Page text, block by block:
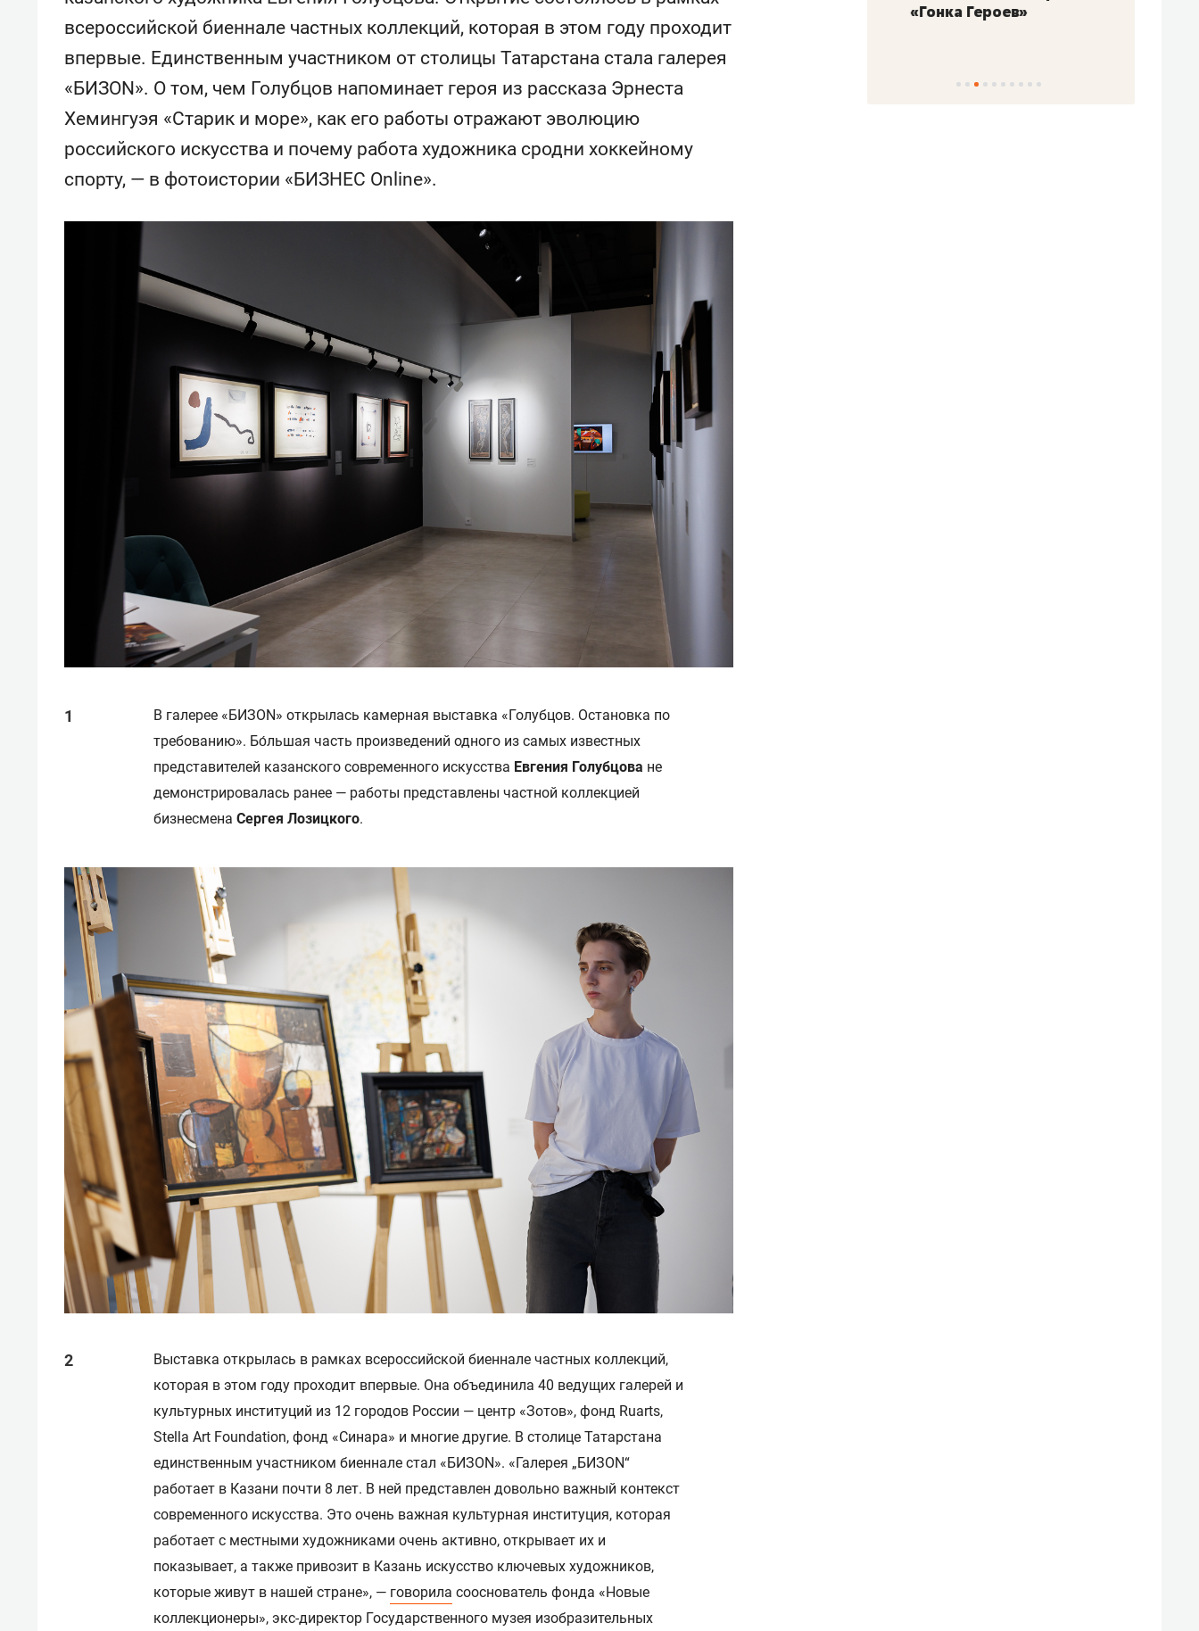
всероссийской биеннале частных коллекций, которая в этом году проходит
впервые. Единственным участником от столицы Татарстана стала галерея
«БИЗОN». О том, чем Голубцов напоминает героя из рассказа Эрнеста
Хемингуэя «Старик и море», как его работы отражают эволюцию
российского искусства и почему работа художника сродни хоккейному
спорту, — в фотоистории «БИЗНЕС Online».
В галерее «БИЗON» открылась камерная выставка «Голубцов. Остановка по
требованию». Бо́льшая часть произведений одного из самых известных
представителей казанского современного искусства Евгения Голубцова не
демонстрировалась ранее — работы представлены частной коллекцией
бизнесмена Сергея Лозицкого.
Выставка открылась в рамках всероссийской биеннале частных коллекций,
которая в этом году проходит впервые. Она объединила 40 ведущих галерей и
культурных институций из 12 городов России — центр «Зотов», фонд Ruarts,
Stella Art Foundation, фонд «Синара» и многие другие. В столице Татарстана
единственным участником биеннале стал «БИЗON». «Галерея „БИЗON“
работает в Казани почти 8 лет. В ней представлен довольно важный контекст
современного искусства. Это очень важная культурная институция, которая
работает с местными художниками очень активно, открывает их и
показывает, а также привозит в Казань искусство ключевых художников,
которые живут в нашей стране», — говорила сооснователь фонда «Новые
коллекционеры», экс-директор Государственного музея изобразительных
состоянием как основа
антихрупких команд
«Гонка Героев»